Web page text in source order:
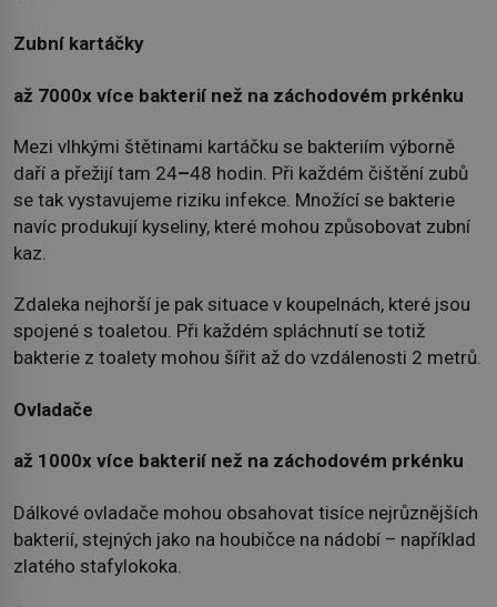
Zubní kartáčky
až 7000x více bakterií než na záchodovém prkénku
Mezi vlhkými štětinami kartáčku se bakteriím výborně
daří a přežijí tam 24–48 hodin. Při každém čištění zubů
se tak vystavujeme riziku infekce. Množící se bakterie
navíc produkují kyseliny, které mohou způsobovat zubní
kaz.
Zdaleka nejhorší je pak situace v koupelnách, které jsou
spojené s toaletou. Při každém spláchnutí se totiž
bakterie z toalety mohou šířit až do vzdálenosti 2 metrů.
Ovladače
až 1000x více bakterií než na záchodovém prkénku
Dálkové ovladače mohou obsahovat tisíce nejrůznějších
bakterií, stejných jako na houbičce na nádobí – například
zlatého stafylokoka.